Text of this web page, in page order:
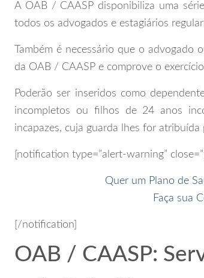
A OAB / CAASP disponibiliza uma
todos os advogados e estagiários
Também é necessário que o
da OAB / CAASP e comprove o
Poderão ser inseridos como
incompletos ou filhos de 24 anos
incapazes, cuja guarda lhes for
[notification type=”alert-warning”
Quer um Plano de
Faça sua
[/notification]
OAB / CAASP: